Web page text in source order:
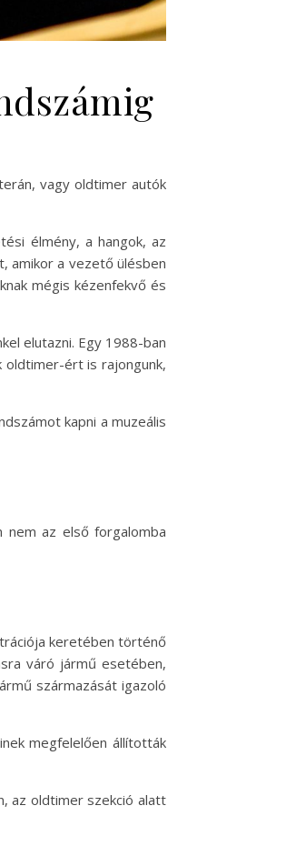
vagy oldtimer autók
élmény, a hangok, az
amikor a vezető ülésben
mégis kézenfekvő és
elutazni. Egy 1988-ban
oldtimer-ért is rajongunk,
kapni a muzeális
nem az első forgalomba
keretében történő
váró jármű esetében,
származását igazoló
megfelelően állították
az oldtimer szekció alatt